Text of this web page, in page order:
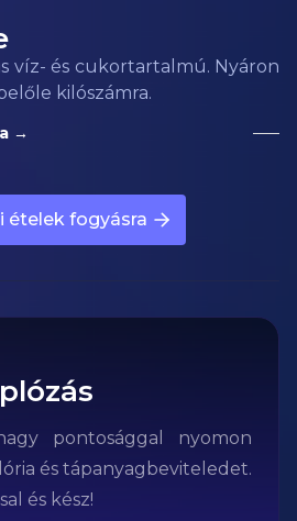
víz- és cukortartalmú. Nyáron
kilószámra.
→
ételek fogyásra
pontosággal nyomon
és tápanyagbeviteledet.
és kész!